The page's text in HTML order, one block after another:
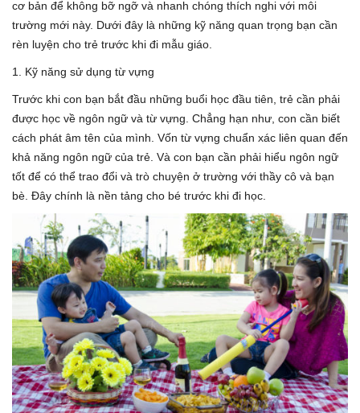
cơ bản để không bỡ ngỡ và nhanh chóng thích nghi với môi
trường mới này. Dưới đây là những kỹ năng quan trọng bạn cần
rèn luyện cho trẻ trước khi đi mẫu giáo.
1. Kỹ năng sử dụng từ vựng
Trước khi con bạn bắt đầu những buổi học đầu tiên, trẻ cần phải
được học về ngôn ngữ và từ vựng. Chẳng hạn như, con cần biết
cách phát âm tên của mình. Vốn từ vựng chuẩn xác liên quan đến
khả năng ngôn ngữ của trẻ. Và con bạn cần phải hiểu ngôn ngữ
tốt để có thể trao đổi và trò chuyện ở trường với thầy cô và bạn
bè. Đây chính là nền tảng cho bé trước khi đi học.